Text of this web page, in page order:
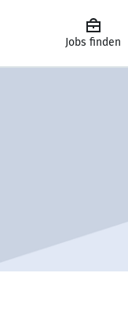
Jobs finden